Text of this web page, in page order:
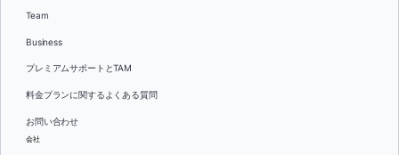
Team
Business
プレミアムサポートとTAM
料金プランに関するよくある質問
お問い合わせ
会社